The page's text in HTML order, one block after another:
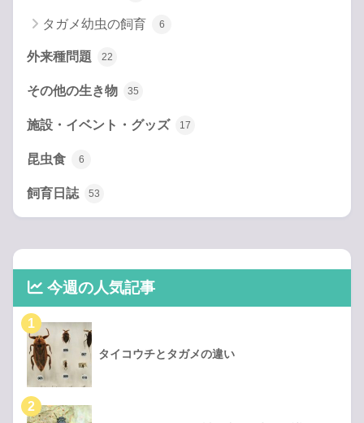
タガメ幼虫の飼育 6
外来種問題 22
その他の生き物 35
施設・イベント・グッズ 17
昆虫食 6
飼育日誌 53
今週の人気記事
タイコウチとタガメの違い